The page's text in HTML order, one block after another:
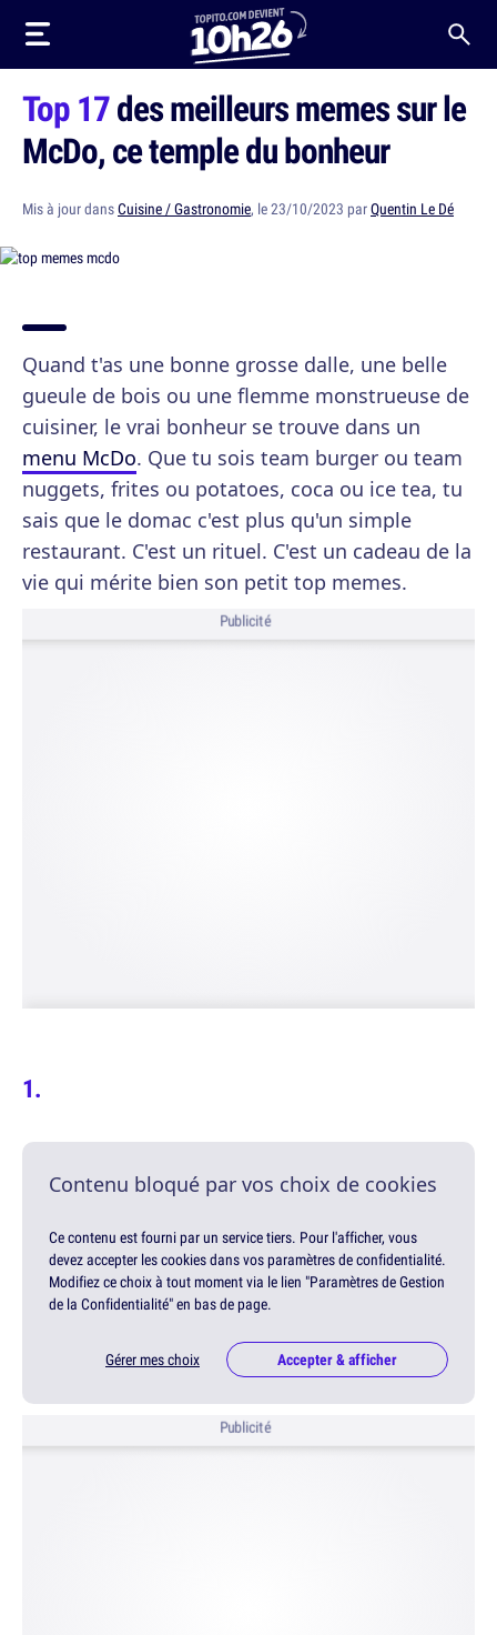
Top 17des meilleurs memes sur le
McDo, ce temple du bonheur
Mis à jour dansCuisine / Gastronomie, le 23/10/2023 parQuentin Le Dé
Quand t'as une bonne grosse dalle, une belle
gueule de bois ou une flemme monstrueuse de
cuisiner, le vrai bonheur se trouve dans un
menu McDo. Que tu sois team burger ou team
nuggets, frites ou potatoes, coca ou ice tea, tu
sais que le domac c'est plus qu'un simple
restaurant. C'est un rituel. C'est un cadeau de la
vie qui mérite bien son petit top memes.
Publicité
Contenu bloqué par vos choix de cookies
Ce contenu est fourni par un service tiers. Pour l'afficher, vous
devez accepter les cookies dans vos paramètres de confidentialité.
Modifiez ce choix à tout moment via le lien "Paramètres de Gestion
de la Confidentialité" en bas de page.
Gérer mes choix Accepter & afficher
Publicité